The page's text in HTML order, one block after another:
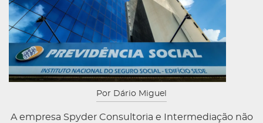
Por Dário Miguel
A empresa Spyder Consultoria e Intermediação não